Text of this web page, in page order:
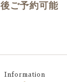
ご予約可能
Information